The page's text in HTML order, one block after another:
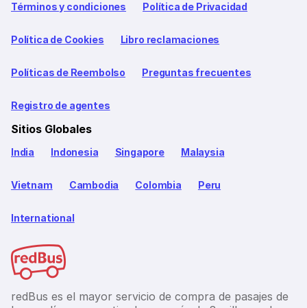
Términos y condiciones Política de Privacidad
Política de Cookies Libro reclamaciones
Políticas de Reembolso Preguntas frecuentes
Registro de agentes
Sitios Globales
India Indonesia Singapore Malaysia
Vietnam Cambodia Colombia Peru
International
redBus es el mayor servicio de compra de pasajes de